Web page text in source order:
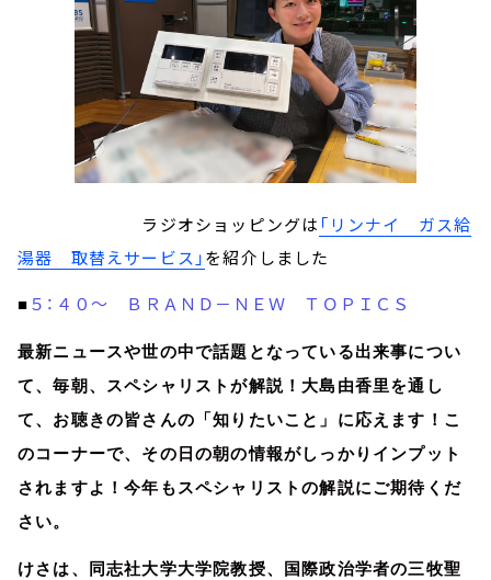
ラジオショッピングは 「リンナイ ガス給
湯器 取替えサービス」を紹介しました
■ ５：４０～ ＢＲＡＮＤ－ＮＥＷ ＴＯＰＩＣＳ
最新ニュースや世の中で話題となっている出来事につい
て、毎朝、スペシャリストが解説！大島由香里を通し
て、お聴きの皆さんの「知りたいこと」に応えます！こ
のコーナーで、その日の朝の情報がしっかりインプット
されますよ！今年もスペシャリストの解説にご期待くだ
さい。
けさは、同志社大学大学院教授、国際政治学者の三牧聖